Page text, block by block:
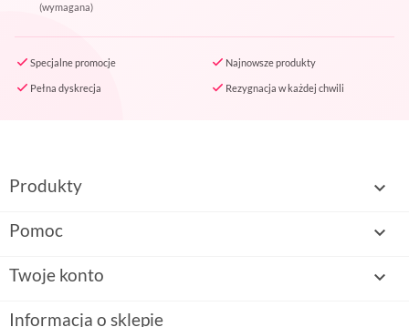
(wymagana)
Specjalne promocje Najnowsze produkty
Pełna dyskrecja Rezygnacja w każdej chwili
Produkty 
Pomoc 
Twoje konto 
Informacja o sklepie